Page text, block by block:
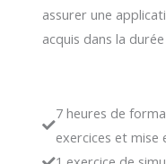
assurer une
acquis dans la durée
7 heures de
exercices et mise